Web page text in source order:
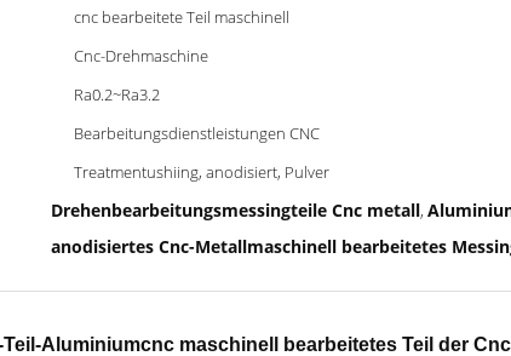
cnc bearbeitete Teil maschinell
Cnc-Drehmaschine
Ra0.2~Ra3.2
Bearbeitungsdienstleistungen CNC
Treatmentushiing, anodisiert, Pulver
Drehenbearbeitungsmessingteile Cnc metall,
anodisiertes Cnc-Metallmaschinell bearbeitetes
Aluminiumcnc maschinell bearbeitetes Teil der